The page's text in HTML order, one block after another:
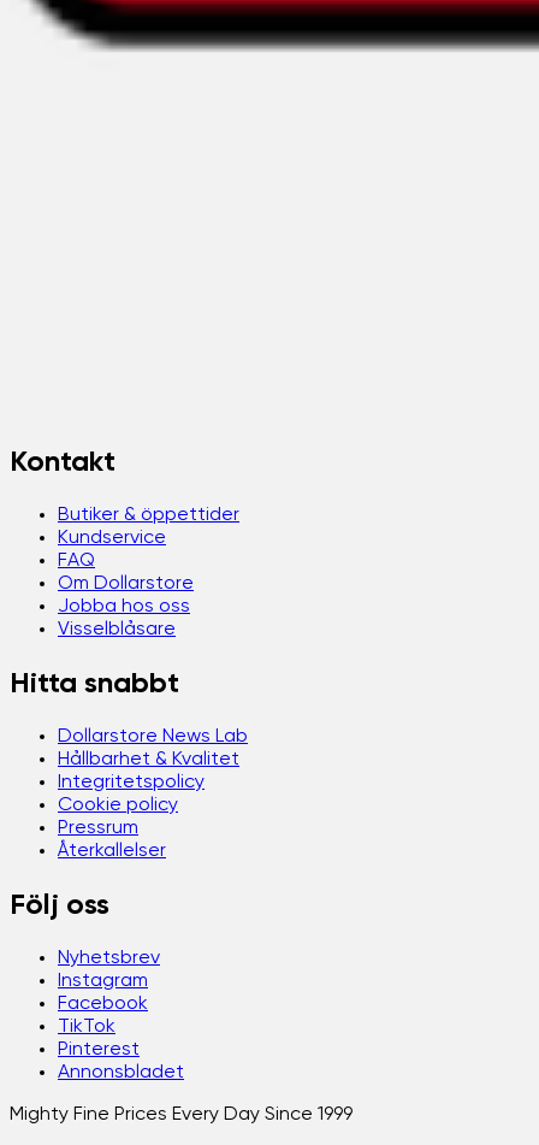
Kontakt
Butiker & öppettider
Kundservice
FAQ
Om Dollarstore
Jobba hos oss
Visselblåsare
Hitta snabbt
Dollarstore News Lab
Hållbarhet & Kvalitet
Integritetspolicy
Cookie policy
Pressrum
Återkallelser
Följ oss
Nyhetsbrev
Instagram
Facebook
TikTok
Pinterest
Annonsbladet
Mighty Fine Prices Every Day Since 1999